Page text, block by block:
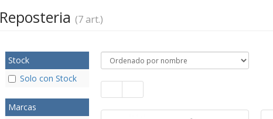
Reposteria (7 art.)
Stock
Solo con Stock
Marcas